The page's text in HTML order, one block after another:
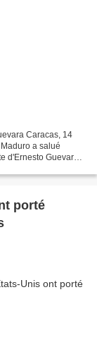
Caracas, 14
a salué
d'Ernesto Guevara
porté